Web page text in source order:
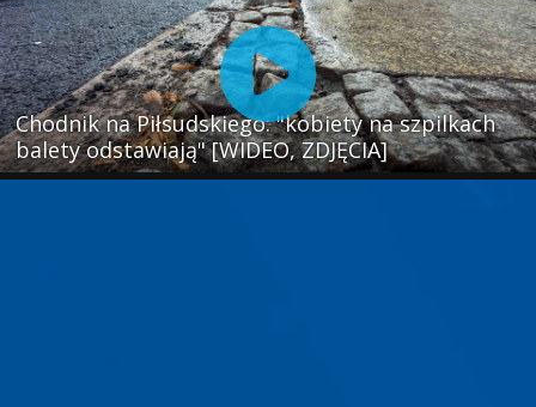
Chodnik na Piłsudskiego: "kobiety na szpilkach
balety odstawiają" [WIDEO, ZDJĘCIA]